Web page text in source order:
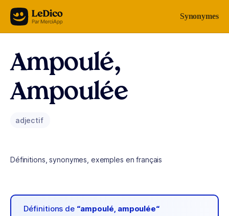
Aller au contenu Synonymes
Ampoulé,
Ampoulée
adjectif
Définitions, synonymes, exemples en français
Définitions de “ampoulé, ampoulée“